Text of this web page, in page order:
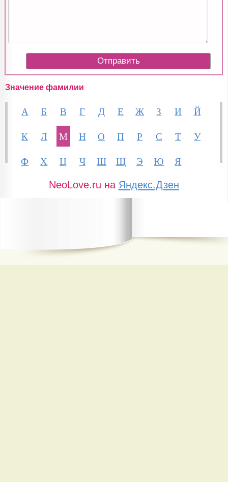
Значение фамилии
А Б В Г Д Е Ж З И
Й
К
Л М Н О П Р С Т
У
Ф
Х Ц Ч Ш Щ Э Ю Я
NeoLove.ru на Яндекс.Дзен